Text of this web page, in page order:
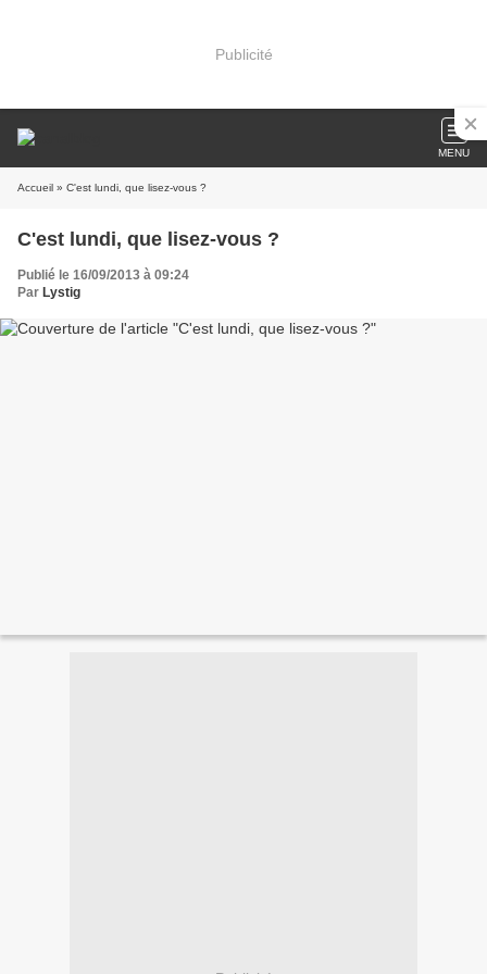
Publicité
MENU
Accueil » C'est lundi, que lisez-vous ?
C'est lundi, que lisez-vous ?
Publié le 16/09/2013 à 09:24
Par Lystig